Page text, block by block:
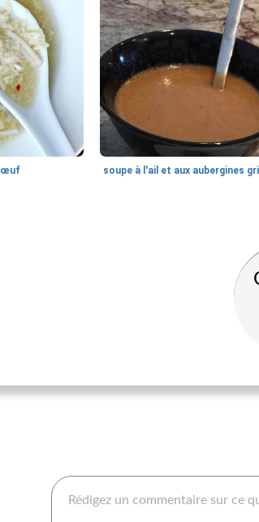
soupe à l'ail et aux aubergines